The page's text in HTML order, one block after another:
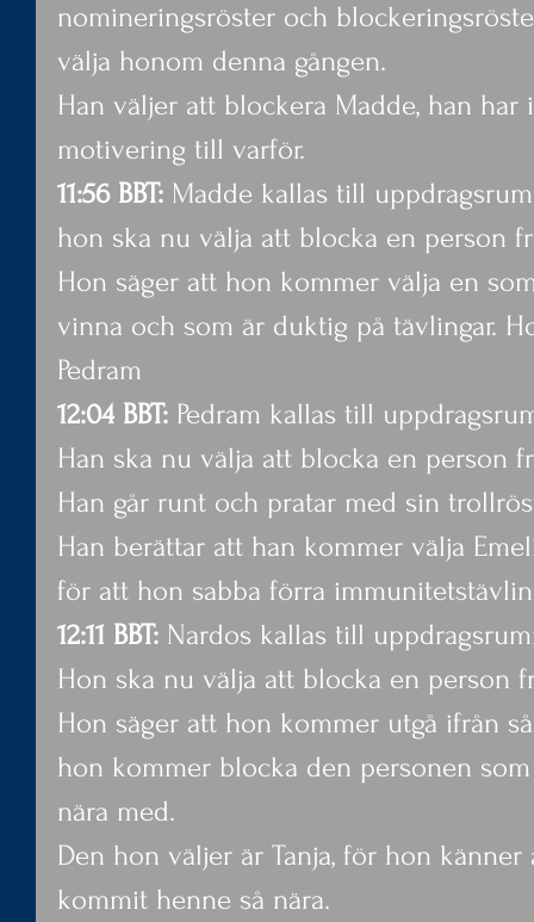
nomineringsröster och
välja honom denna gången.
Han väljer att blockera Madde, han
motivering till varför.
11:56 BBT: Madde kallas till
hon ska nu välja att blocka en person
Hon säger att hon kommer välja en
vinna och som är duktig på tävlingar.
Pedram
12:04 BBT: Pedram kallas till
Han ska nu välja att blocka en person
Han går runt och pratar med sin
Han berättar att han kommer välja
för att hon sabba förra
12:11 BBT: Nardos kallas till
Hon ska nu välja att blocka en person
Hon säger att hon kommer utgå ifrån
hon kommer blocka den personen
nära med.
Den hon väljer är Tanja, för hon
kommit henne så nära.